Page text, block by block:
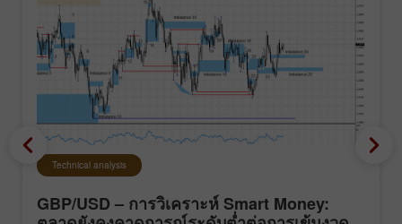
Technical analysis
GBP/USD – การวิเคราะห์ Smart Money: